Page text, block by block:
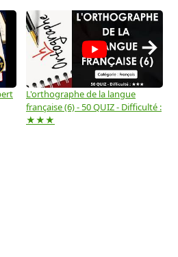
L'orthographe de la langue
française (6) - 50 QUIZ - Difficulté :
★★★
→